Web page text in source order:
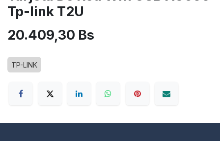
Tp-link T2U
20.409,30 Bs
TP-LINK